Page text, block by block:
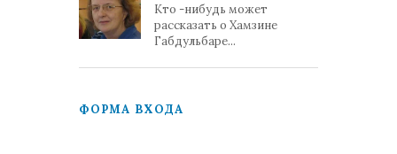
Кто -нибудь может
рассказать о Хамзине
Габдульбаре...
ФОРМА ВХОДА